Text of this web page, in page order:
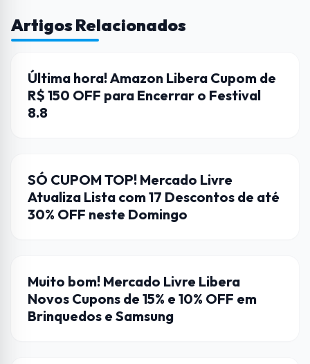
Artigos Relacionados
AMAZON
Última hora! Amazon Libera Cupom de
R$ 150 OFF para Encerrar o Festival
8.8
CUPONS DE DESCONTO
SÓ CUPOM TOP! Mercado Livre
Atualiza Lista com 17 Descontos de até
30% OFF neste Domingo
CUPONS DE DESCONTO
Muito bom! Mercado Livre Libera
Novos Cupons de 15% e 10% OFF em
Brinquedos e Samsung